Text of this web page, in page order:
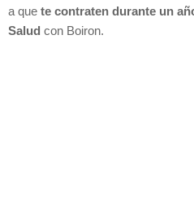
a que te contraten durante un
Salud con Boiron.